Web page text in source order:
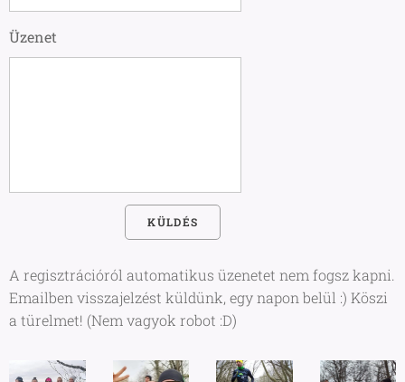
Üzenet
KÜLDÉS
A regisztrációról automatikus üzenetet nem fogsz kapni.
Emailben visszajelzést küldünk, egy napon belül :) Köszi
a türelmet! (Nem vagyok robot :D)